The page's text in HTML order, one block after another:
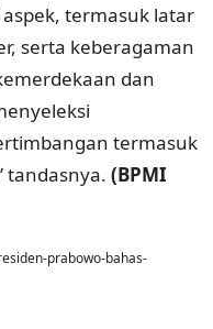
termasuk latar
serta keberagaman
dan
termasuk
tandasnya. (BPMI
prabowo-bahas-